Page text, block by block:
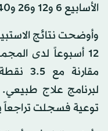
الأسابيع 6 و12 و26 و40 و52.
12 أسبوعاً لدى
لبرنامج علاج طبيعي.
توعية فسجلت تراجعاً يصل